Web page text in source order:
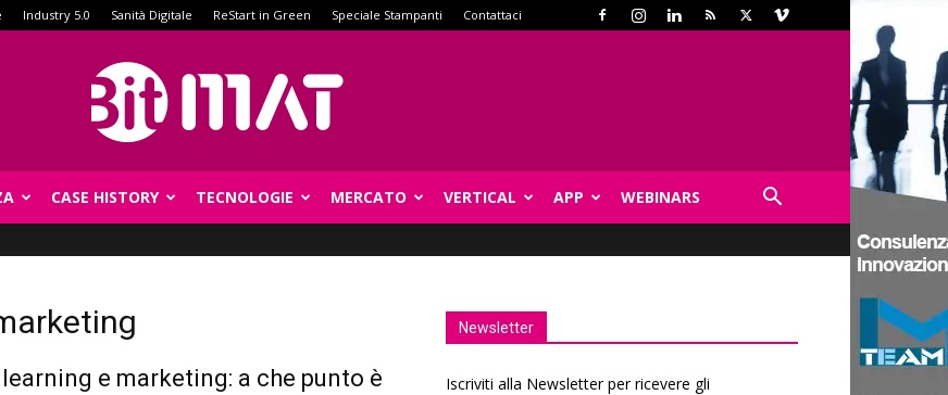
Industry 5.0 Sanità Digitale ReStart in Green Speciale Stampanti Contattaci
CASE HISTORY TECNOLOGIE MERCATO VERTICAL APP WEBINARS
e marketing: a che punto è
Newsletter
Iscriviti alla Newsletter per ricevere gli